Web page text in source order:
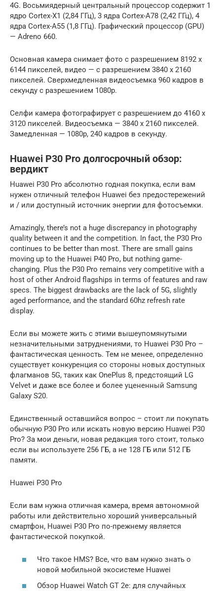
4G. Восьмиядерный центральный процессор содержит 1
ядро Cortex-X1 (2,84 ГГц), 3 ядра Cortex-A78 (2,42 ГГц), 4
ядра Cortex-A55 (1,8 ГГц). Графический процессор (GPU)
— Adreno 660.
Основная камера снимает фото с разрешением 8192 х
6144 пикселей, видео — с разрешением 3840 х 2160
пикселей. Сверхмедленная видеосъемка 960 кадров в
секунду с разрешением 1080p.
Селфи камера фотографирует с разрешением до 4160 х
3120 пикселей. Видеосъемка — 3840 х 2160 пикселей.
Замедленная — 1080p, 240 кадров в секунду.
Huawei P30 Pro долгосрочный обзор:
вердикт
Huawei P30 Pro абсолютно годная покупка, если вам
нужен отличный телефон Huawei без предостережений
и / или доступный источник энергии для фотосъемки.
Amazingly, there’s not a huge discrepancy in photography
quality between it and the competition. In fact, the P30 Pro
continues to be better than most. There are small gains
moving up to the Huawei P40 Pro, but nothing game-
changing. Plus the P30 Pro remains very competitive with a
host of other Android flagships in terms of features and raw
specs. The biggest drawbacks are the lack of 5G, slightly
aged performance, and the standard 60hz refresh rate
display.
Если вы можете жить с этими вышеупомянутыми
незначительными затруднениями, то Huawei P30 Pro –
фантастическая ценность. Тем не менее, определенно
существует конкуренция со стороны новых доступных
флагманов 5G, таких как OnePlus 8, предстоящий LG
Velvet и даже все более и более уцененный Samsung
Galaxy S20.
Единственный оставшийся вопрос – стоит ли покупать
обычную P30 Pro или искать новую версию Huawei P30
Pro? За мои деньги, новая редакция того стоит, только
если вы используете 256 ГБ, а не 128 ГБ или 512 ГБ
памяти.
Huawei P30 Pro
Если вам нужна отличная камера, время автономной
работы или действительно хороший универсальный
смартфон, Huawei P30 Pro по-прежнему является
фантастической покупкой.
Что такое HMS? Все, что вам нужно знать о
новой мобильной экосистеме Huawei
Обзор Huawei Watch GT 2e: для случайных